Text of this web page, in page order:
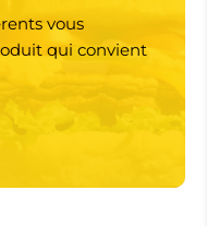
vous
qui convient